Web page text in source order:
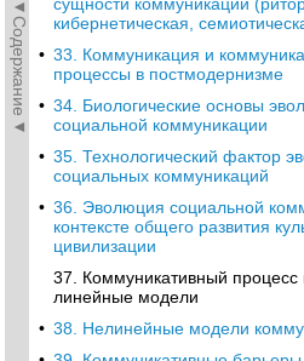
◄Содержание◄
кибернетическая,
• 33. Коммуникация и
процессы в постмодернизме
• 34. Биологические основы
социальной коммуникации
• 35. Технологический фактор
социальных коммуникаций
• 36. Эволюция социальной
контексте общего развития
цивилизации
37. Коммуникативный процесс
линейные модели
• 38. Нелинейные модели